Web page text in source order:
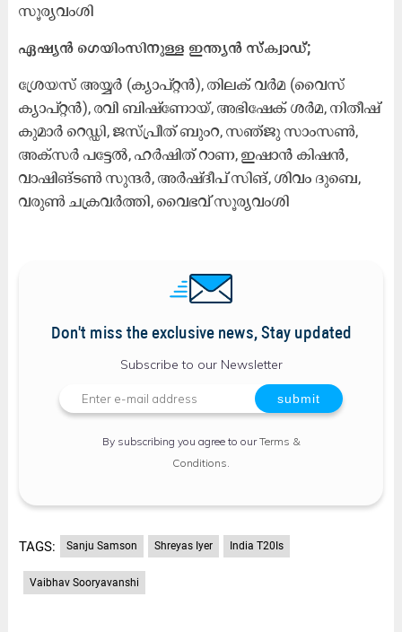
സൂര്യവംശി
ഏഷ്യൻ ഗെയിംസിനുള്ള ഇന്ത്യൻ സ്ക്വാഡ്;
ശ്രേയസ് അയ്യർ (ക്യാപ്റ്റൻ), തിലക് വർമ (വൈസ്
ക്യാപ്റ്റൻ), രവി ബിഷ്‌ണോയ്, അഭിഷേക് ശർമ, നിതീഷ്
കുമാർ റെഡ്ഡി, ജസ്പ്രീത് ബുംറ, സഞ്ജു സാംസൺ,
അക്സർ പട്ടേൽ, ഹർഷിത് റാണ, ഇഷാൻ കിഷൻ,
വാഷിങ്ടൺ സുന്ദർ, അർഷ്ദീപ് സിങ്, ശിവം ദുബെ,
വരുൺ ചക്രവർത്തി, വൈഭവ് സൂര്യവംശി
Don't miss the exclusive news, Stay updated
Subscribe to our Newsletter
By subscribing you agree to ourTerms &
Conditions
TAGS: Sanju Samson Shreyas Iyer India T20Is
Vaibhav Sooryavanshi